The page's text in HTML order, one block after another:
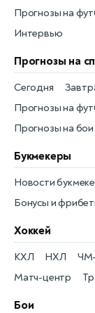
Прогнозы на
Интервью
Прогнозы на
Прогнозы на
Сегодня
Прогнозы на бои
Букмекеры
Бонусы и
Новости
Хоккей
КХЛ
Матч-центр
НХЛ
Бои